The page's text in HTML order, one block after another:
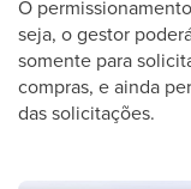
O
seja, o gestor
somente para
compras, e ainda
das solicitações.